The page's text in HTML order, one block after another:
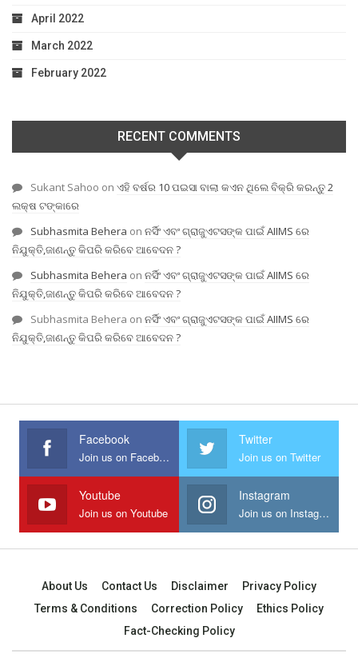
April 2022
March 2022
February 2022
RECENT COMMENTS
Sukant Sahoo on ଏହି ବର୍ଷର 10 ପଇସା ବାଲା କଏନ ଥିଲେ ବିକ୍ରି କରନ୍ତୁ 2
ଲକ୍ଷ ଟଙ୍କାରେ
Subhasmita Behera on ନର୍ସିଂ ଏବଂ ଗ୍ରାଜୁଏଟସଙ୍କ ପାଇଁ AIIMS ରେ
ନିଯୁକ୍ତି,ଜାଣନ୍ତୁ କିପରି କରିବେ ଆବେଦନ ?
Subhasmita Behera on ନର୍ସିଂ ଏବଂ ଗ୍ରାଜୁଏଟସଙ୍କ ପାଇଁ AIIMS ରେ
ନିଯୁକ୍ତି,ଜାଣନ୍ତୁ କିପରି କରିବେ ଆବେଦନ ?
Subhasmita Behera on ନର୍ସିଂ ଏବଂ ଗ୍ରାଜୁଏଟସଙ୍କ ପାଇଁ AIIMS ରେ
ନିଯୁକ୍ତି,ଜାଣନ୍ତୁ କିପରି କରିବେ ଆବେଦନ ?
Facebook
Join us on Facebook
Twitter
Join us on Twitter
Youtube
Join us on Youtube
Instagram
Join us on Instagram
About Us Contact Us Disclaimer
Privacy Policy
Terms & Conditions
Correction Policy
Ethics Policy
Fact-Checking Policy